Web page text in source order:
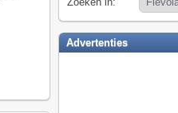
Advertenties